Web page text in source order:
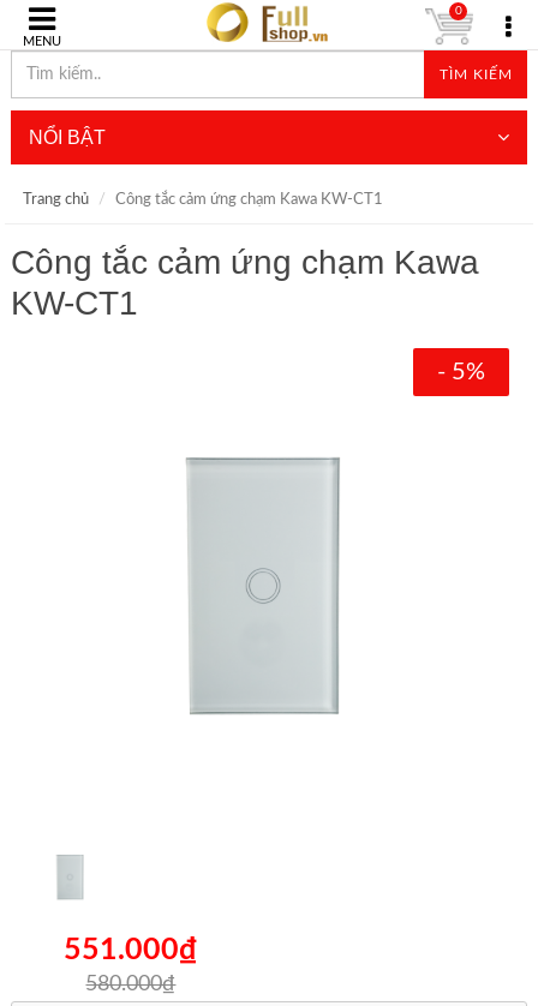
MENU
TÌM KIẾM
0
NỔI BẬT
Trang chủ Công tắc cảm ứng chạm Kawa KW-CT1
Công tắc cảm ứng chạm Kawa
KW-CT1
- 5%
551.000₫
580.000₫